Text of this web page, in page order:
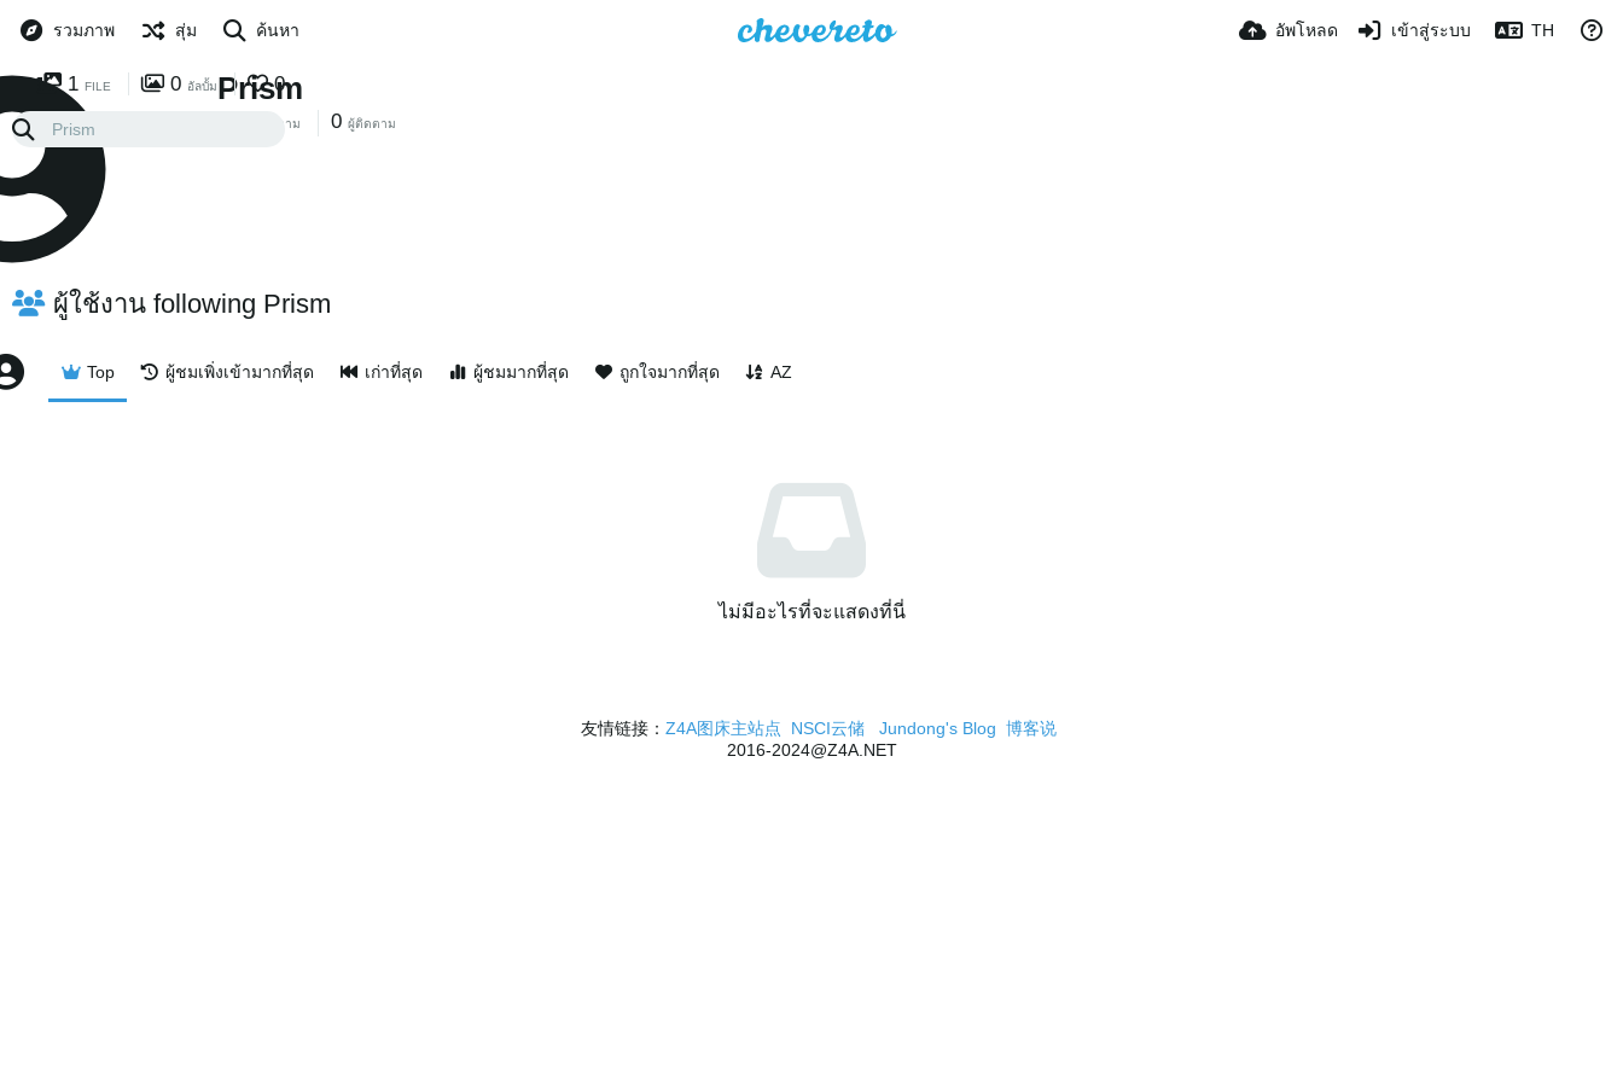
รวมภาพ สุ่ม ค้นหา อัพโหลด เข้าสู่ระบบ TH
Prism
ที่เราติดตาม 0 ผู้ติดตาม
1 FILE 0 อัลบั้ม 0
ผู้ใช้งาน following Prism
Top ผู้ชมเพิ่งเข้ามากที่สุด เก่าที่สุด ผู้ชมมากที่สุด ถูกใจมากที่สุด AZ
ไม่มีอะไรที่จะแสดงที่นี่
友情链接： Z4A图床主站点 NSCI云储 Jundong's Blog 博客说
2016-2024@Z4A.NET